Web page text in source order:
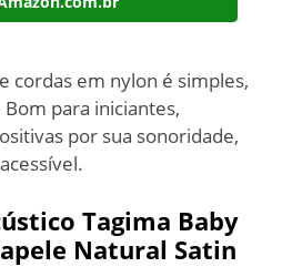
cordas em nylon é simples,
para iniciantes,
por sua sonoridade,
Tagima Baby
Natural Satin